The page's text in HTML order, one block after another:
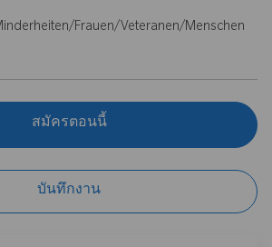
Frauen/Veteranen/Menschen
สมัครตอนนี้
บันทึกงาน